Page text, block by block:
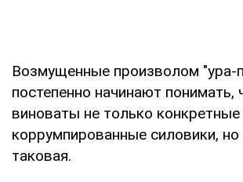
Возмущенные произволом "ура-
постепенно начинают понимать,
виноваты не только конкретные
коррумпированные силовики, но
таковая.